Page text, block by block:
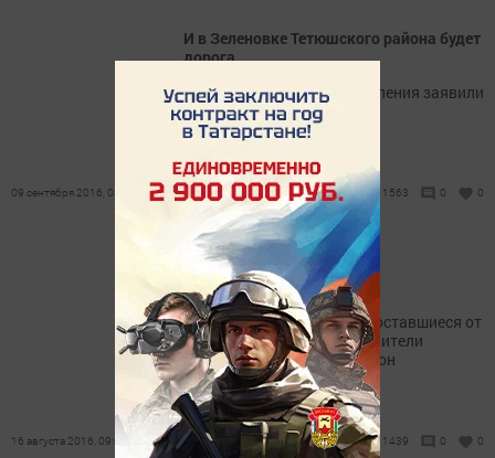
И в Зеленовке Тетюшского района будет
дорога
Жители Нармонского поселения заявили
о своих проблемах.
09 сентября 2016, 03:39 1563 0 0
Споры вокруг дороги
- Хотим знать, когда будет
достраиваться дорога на оставшиеся от
само­обложения деньги? Жители
Тоншермы, Тетюшский район
16 августа 2016, 09:07 1439 0 0